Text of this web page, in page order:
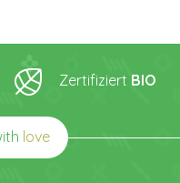
Zertifiziert BIO
love